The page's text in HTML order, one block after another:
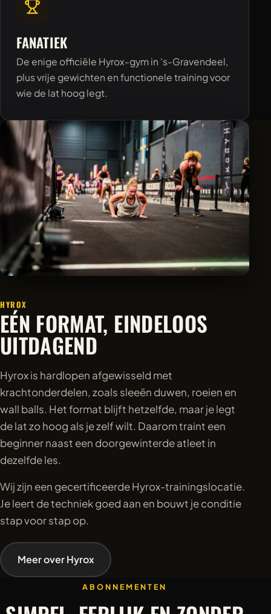
FANATIEK
De enige officiële Hyrox-gym in 's-Gravendeel,
plus vrije gewichten en functionele training voor
wie de lat hoog legt.
HYROX
EÉN FORMAT, EINDELOOS
UITDAGEND
Hyrox is hardlopen afgewisseld met
krachtonderdelen, zoals sleeën duwen, roeien en
wall balls. Het format blijft hetzelfde, maar je legt
de lat zo hoog als je zelf wilt. Daarom traint een
beginner naast een doorgewinterde atleet in
dezelfde les.
Wij zijn een gecertificeerde Hyrox-trainingslocatie.
Je leert de techniek goed aan en bouwt je conditie
stap voor stap op.
Meer over Hyrox
ABONNEMENTEN